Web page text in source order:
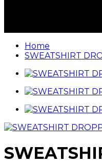
Home
SWEATSHIRT